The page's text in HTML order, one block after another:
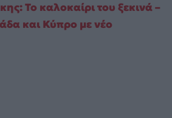
Το καλοκαίρι του ξεκινά –
και Κύπρο με νέο